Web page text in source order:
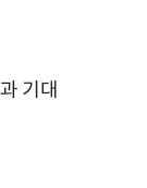
기대